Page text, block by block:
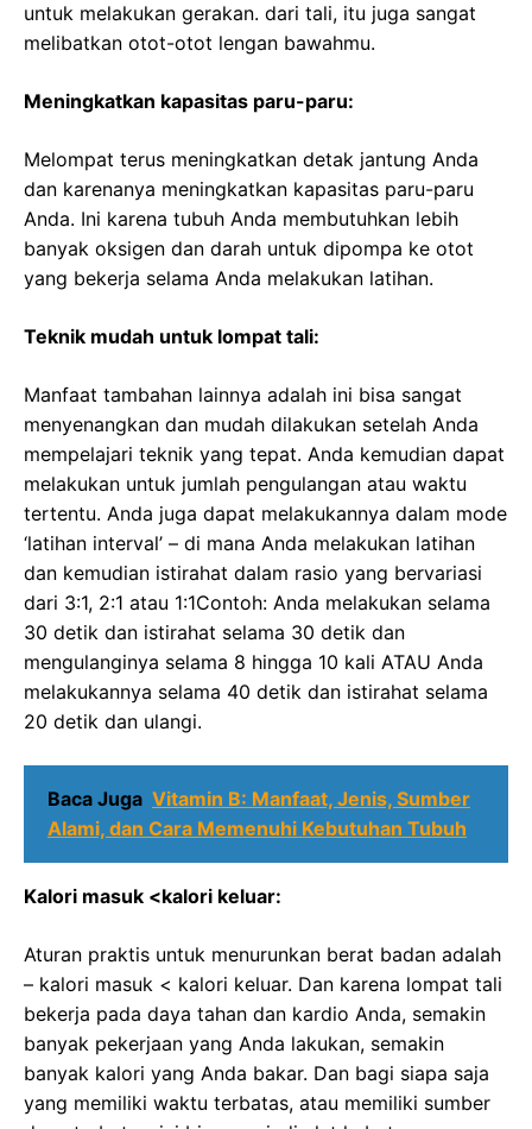
untuk melakukan gerakan. dari tali, itu juga sangat
melibatkan otot-otot lengan bawahmu.
Meningkatkan kapasitas paru-paru:
Melompat terus meningkatkan detak jantung Anda
dan karenanya meningkatkan kapasitas paru-paru
Anda. Ini karena tubuh Anda membutuhkan lebih
banyak oksigen dan darah untuk dipompa ke otot
yang bekerja selama Anda melakukan latihan.
Teknik mudah untuk lompat tali:
Manfaat tambahan lainnya adalah ini bisa sangat
menyenangkan dan mudah dilakukan setelah Anda
mempelajari teknik yang tepat. Anda kemudian dapat
melakukan untuk jumlah pengulangan atau waktu
tertentu. Anda juga dapat melakukannya dalam mode
‘latihan interval’ – di mana Anda melakukan latihan
dan kemudian istirahat dalam rasio yang bervariasi
dari 3:1, 2:1 atau 1:1Contoh: Anda melakukan selama
30 detik dan istirahat selama 30 detik dan
mengulanginya selama 8 hingga 10 kali ATAU Anda
melakukannya selama 40 detik dan istirahat selama
20 detik dan ulangi.
Baca Juga Vitamin B: Manfaat, Jenis, Sumber
Alami, dan Cara Memenuhi Kebutuhan Tubuh
Kalori masuk <kalori keluar:
Aturan praktis untuk menurunkan berat badan adalah
– kalori masuk < kalori keluar. Dan karena lompat tali
bekerja pada daya tahan dan kardio Anda, semakin
banyak pekerjaan yang Anda lakukan, semakin
banyak kalori yang Anda bakar. Dan bagi siapa saja
yang memiliki waktu terbatas, atau memiliki sumber